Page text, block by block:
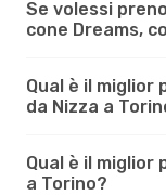
Se volessi
cone Dreams,
Qual è il miglior
da Nizza a
Qual è il miglior
a Torino?